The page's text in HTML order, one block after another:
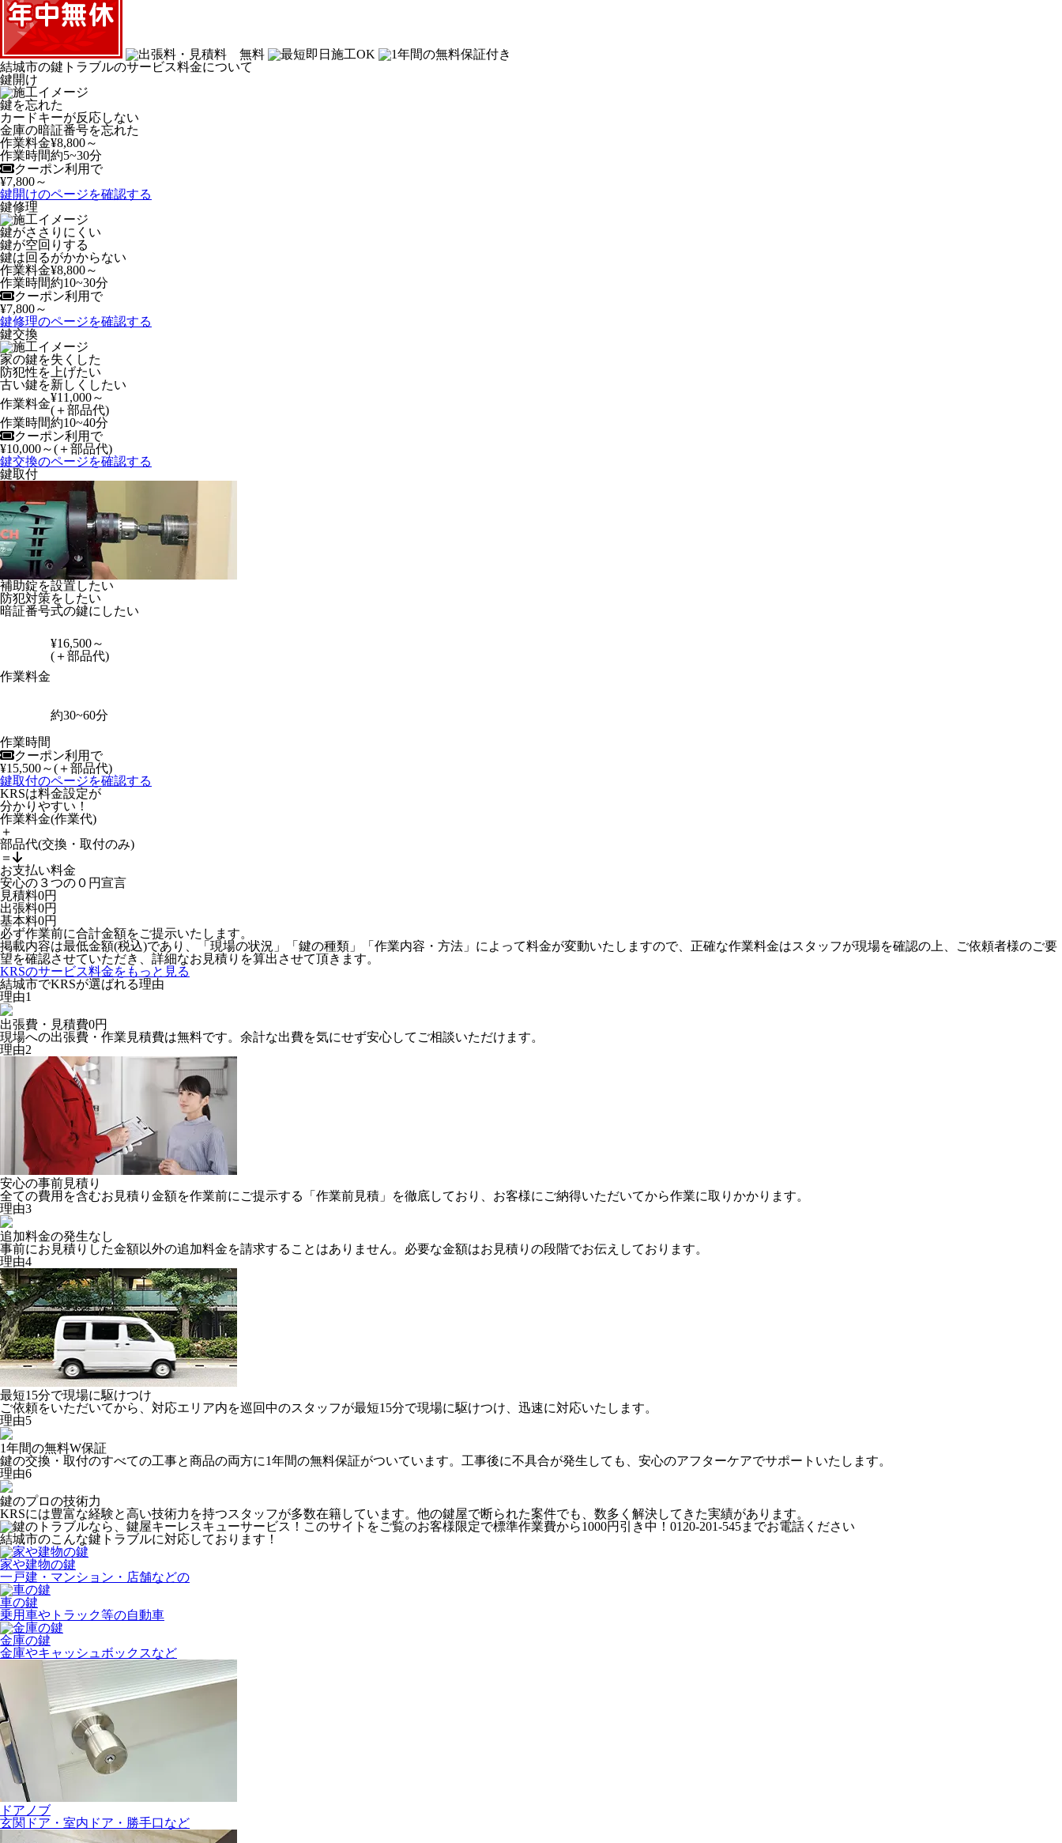
結城市の鍵トラブルのサービス料金について
鍵開け
鍵を忘れた
カードキーが反応しない
金庫の暗証番号を忘れた
作業料金¥8,800～
作業時間約5~30分
クーポン利用で
¥7,800～
鍵開けのページを確認する
鍵修理
鍵がささりにくい
鍵が空回りする
鍵は回るがかからない
作業料金¥8,800～
作業時間約10~30分
クーポン利用で
¥7,800～
鍵修理のページを確認する
鍵交換
家の鍵を失くした
防犯性を上げたい
古い鍵を新しくしたい
作業料金¥11,000～
(＋部品代)
作業時間約10~40分
クーポン利用で
¥10,000～(＋部品代)
鍵交換のページを確認する
鍵取付
補助錠を設置したい
防犯対策をしたい
暗証番号式の鍵にしたい
作業料金
¥16,500～
(＋部品代)
作業時間
約30~60分
クーポン利用で
¥15,500～(＋部品代)
鍵取付のページを確認する
KRSは料金設定が
分かりやすい！
作業料金(作業代)
＋
部品代(交換・取付のみ)
＝
お支払い料金
安心の ３つの０ 円宣言
見積料0円
出張料0円
基本料0円
必ず作業前に合計金額をご提示いたします。
掲載内容は最低金額(税込)であり、「現場の状況」「鍵の種類」「作業内容・方法」によって料金が変動いたしますので、正確な作業料金はスタッフが現場を確認の上、ご依頼者様のご要
望を確認させていただき、詳細なお見積りを算出させて頂きます。
KRSのサービス料金をもっと見る
結城市でKRSが選ばれる理由
理由1
出張費・見積費0円
現場への出張費・作業見積費は無料です。余計な出費を気にせず安心してご相談いただけます。
理由2
安心の事前見積り
全ての費用を含むお見積り金額を作業前にご提示する「作業前見積」を徹底しており、お客様にご納得いただいてから作業に取りかかります。
理由3
追加料金の発生なし
事前にお見積りした金額以外の追加料金を請求することはありません。必要な金額はお見積りの段階でお伝えしております。
理由4
最短15分で現場に駆けつけ
ご依頼をいただいてから、対応エリア内を巡回中のスタッフが最短15分で現場に駆けつけ、迅速に対応いたします。
理由5
1年間の無料W保証
鍵の交換・取付のすべての工事と商品の両方に1年間の無料保証がついています。工事後に不具合が発生しても、安心のアフターケアでサポートいたします。
理由6
鍵のプロの技術力
KRSには豊富な経験と高い技術力を持つスタッフが多数在籍しています。他の鍵屋で断られた案件でも、数多く解決してきた実績があります。
結城市のこんな鍵トラブルに対応しております！
家や建物の鍵
一戸建・マンション・店舗などの
車の鍵
乗用車やトラック等の自動車
金庫の鍵
金庫やキャッシュボックスなど
ドアノブ
玄関ドア・室内ドア・勝手口など